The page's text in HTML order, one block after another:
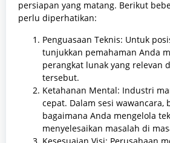
persiapan yang matang. Berikut
perlu diperhatikan:
Penguasaan Teknis: Untuk
tunjukkan pemahaman Anda
perangkat lunak yang relevan
tersebut.
Ketahanan Mental: Industri
cepat. Dalam sesi wawancara,
bagaimana Anda mengelola
menyelesaikan masalah di